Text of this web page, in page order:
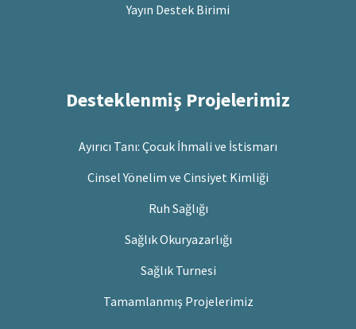
Yayın Destek Birimi
Desteklenmiş Projelerimiz
Ayırıcı Tanı: Çocuk İhmali ve İstismarı
Cinsel Yönelim ve Cinsiyet Kimliği
Ruh Sağlığı
Sağlık Okuryazarlığı
Sağlık Turnesi
Tamamlanmış Projelerimiz